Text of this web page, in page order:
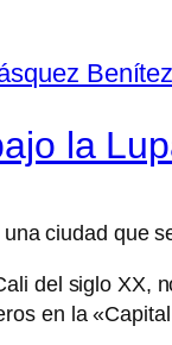
la
ciudad que
del siglo XX,
en la